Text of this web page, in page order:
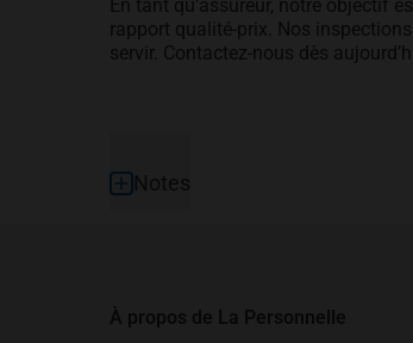
En tant qu’assureur, notre objectif
rapport qualité-prix. Nos
servir. Contactez-nous dès
Pied de page